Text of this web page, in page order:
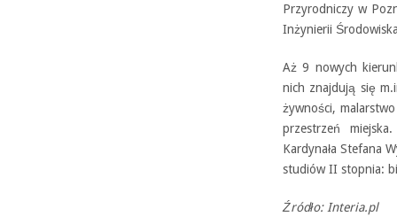
Przyrodniczy w
Inżynierii
Aż 9 nowych
nich znajdują się
żywności,
przestrzeń
Kardynała Stefana
studiów II stopnia:
Źródło: Interia.pl